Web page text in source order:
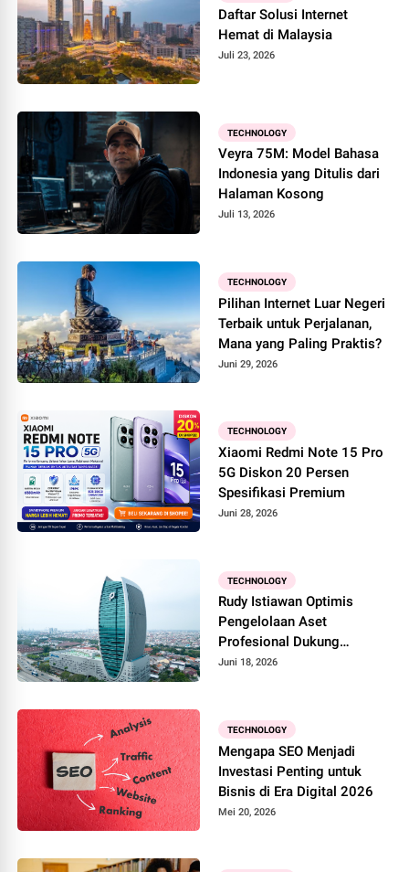
Daftar Solusi Internet
Hemat di Malaysia
Juli 23, 2026
TECHNOLOGY
Veyra 75M: Model Bahasa
Indonesia yang Ditulis dari
Halaman Kosong
Juli 13, 2026
TECHNOLOGY
Pilihan Internet Luar Negeri
Terbaik untuk Perjalanan,
Mana yang Paling Praktis?
Juni 29, 2026
TECHNOLOGY
Xiaomi Redmi Note 15 Pro
5G Diskon 20 Persen
Spesifikasi Premium
Juni 28, 2026
TECHNOLOGY
Rudy Istiawan Optimis
Pengelolaan Aset
Profesional Dukung
Pertumbuhan Jangka
Juni 18, 2026
TECHNOLOGY
Mengapa SEO Menjadi
Investasi Penting untuk
Bisnis di Era Digital 2026
Mei 20, 2026